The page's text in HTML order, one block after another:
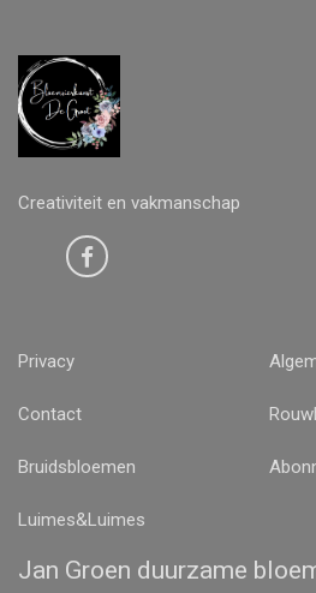
Creativiteit en vakmanschap
Privacy
Contact
Bruidsbloemen
Luimes&Luimes
Jan Groen duurzame